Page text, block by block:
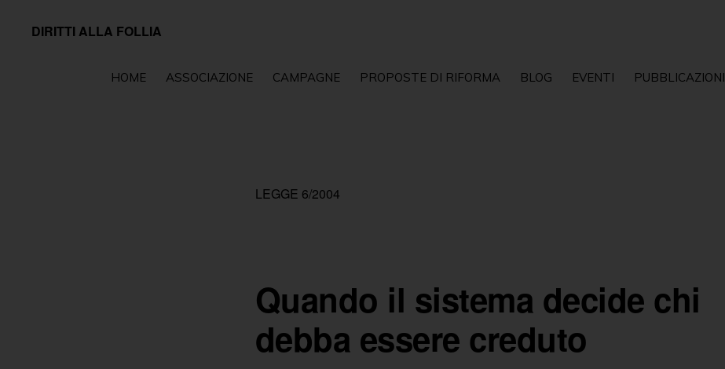
DIRITTI ALLA FOLLIA
HOME ASSOCIAZIONE CAMPAGNE PROPOSTE DI RIFORMA BLOG EVENTI PUBBLICAZIONI
LEGGE 6/2004
Quando il sistema decide chi
debba essere creduto